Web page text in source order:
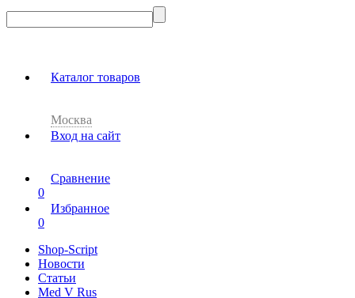
Каталог товаров
Москва
Вход на сайт
Сравнение
0
Избранное
0
Shop-Script
Новости
Статьи
Med V Rus